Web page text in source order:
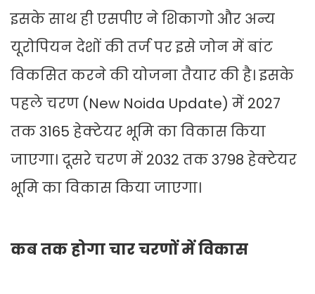
इसके साथ ही एसपीए ने शिकागो और अन्य
यूरोपियन देशों की तर्ज पर इसे जोन में बांट
विकसित करने की योजना तैयार की है। इसके
पहले चरण (New Noida Update) में 2027
तक 3165 हेक्टेयर भूमि का विकास किया
जाएगा। दूसरे चरण में 2032 तक 3798 हेक्टेयर
भूमि का विकास किया जाएगा।
कब तक होगा चार चरणों में विकास